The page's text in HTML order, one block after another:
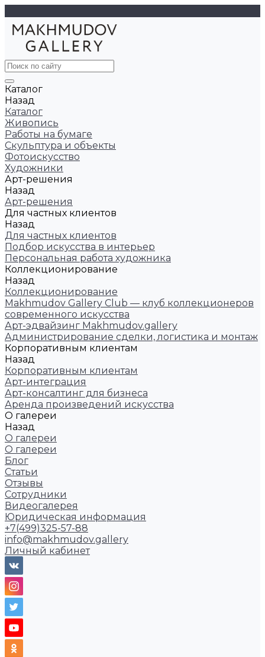
Каталог
Назад
Каталог
Живопись
Работы на бумаге
Скульптура и объекты
Фотоискусство
Художники
Арт-решения
Назад
Арт-решения
Для частных клиентов
Назад
Для частных клиентов
Подбор искусства в интерьер
Персональная работа художника
Коллекционирование
Назад
Коллекционирование
Makhmudov Gallery Club — клуб коллекционеров
современного искусства
Арт-эдвайзинг Makhmudov.gallery
Администрирование сделки, логистика и монтаж
Корпоративным клиентам
Назад
Корпоративным клиентам
Арт-интеграция
Арт-консалтинг для бизнеса
Аренда произведений искусства
О галереи
Назад
О галереи
О галереи
Блог
Статьи
Отзывы
Сотрудники
Видеогалерея
Юридическая информация
+7(499)325-57-88
info@makhmudov.gallery
Личный кабинет